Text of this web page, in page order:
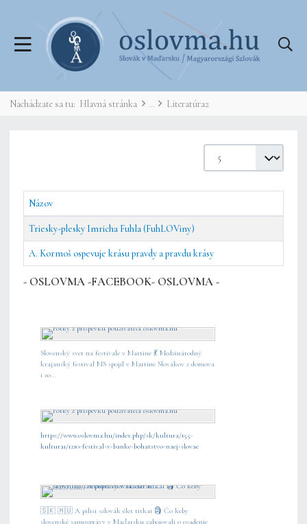
Nachádzate sa tu: Hlavná stránka Literatúra2
Názov
Triesky-plesky Imricha Fuhla (FuhLOViny)
A. Kormoš ospevuje krásu pravdy a pravdu krásy
- OSLOVMA -FACEBOOK- OSLOVMA -
Slovenský svet na festivale v Martine 💃 Medzinárodný
krajanský festival MS spojil v Martine Slovákov z domova
i zo...
https://www.oslovma.hu/index.php/sk/kultura/155-
kultura1/1210-festival-v-banke-bohatstvo-naej-slovae
🇸🇰 🇭🇺 A pilisi szlovák élet titkai 🗿 Čo keby
slovenské samosprávy v Maďarsku zabojovali o osadenie